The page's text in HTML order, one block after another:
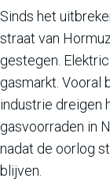
Sinds het
straat van
gestegen.
gasmarkt. Vooral
industrie dreigen
gasvoorraden in
nadat de oorlog
blijven.